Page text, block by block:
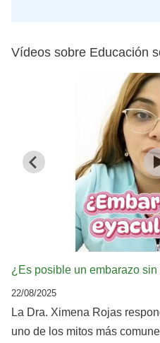
Vídeos sobre Educación
¿Es posible un embarazo
22/08/2025
La Dra. Ximena Rojas
uno de los mitos más